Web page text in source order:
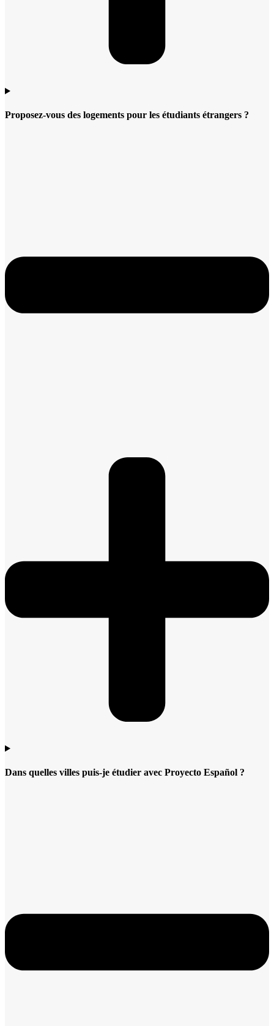
Proposez-vous des logements pour les étudiants étrangers ?
Dans quelles villes puis-je étudier avec Proyecto Español ?